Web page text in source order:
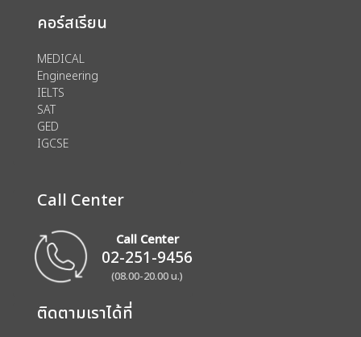
คอร์สเรียน
MEDICAL
Engineering
IELTS
SAT
GED
IGCSE
Call Center
Call Center
02-251-9456
(08.00-20.00 น.)
ติดตามเราได้ที่